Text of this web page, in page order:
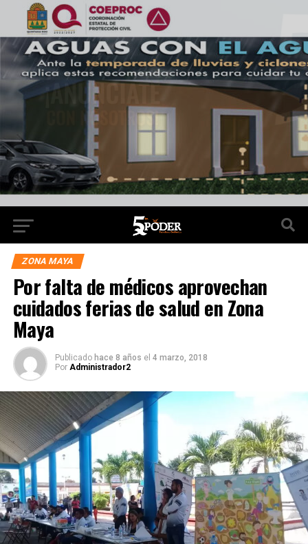
ZONA MAYA
Por falta de médicos aprovechan
cuidados ferias de salud en Zona
Maya
Publicado hace 8 años el 4 marzo, 2018
Por Administrador2